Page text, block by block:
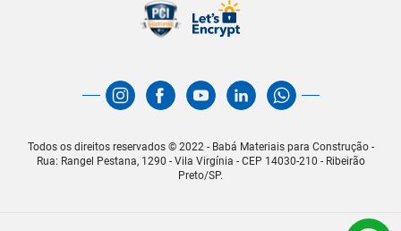
Todos os direitos reservados © 2022 - Babá Materiais para Construção -
Rua: Rangel Pestana, 1290 - Vila Virgínia - CEP 14030-210 - Ribeirão
Preto/SP.